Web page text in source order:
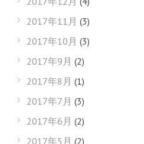
2017年11月 (3)
2017年10月 (3)
2017年9月 (2)
2017年8月 (1)
2017年7月 (3)
2017年6月 (2)
2017年5月 (2)